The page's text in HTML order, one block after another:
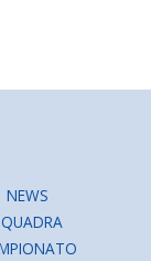
NEWS